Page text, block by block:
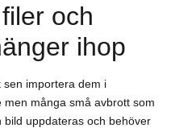
och
ihop
sen importera dem i
många små avbrott som
uppdateras och behöver